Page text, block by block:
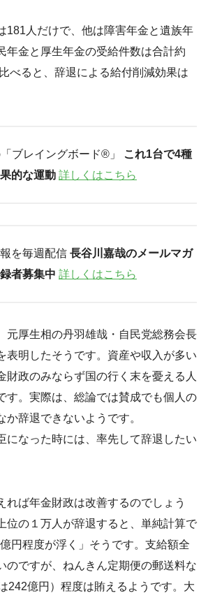
181人だけで、他は障害年金と遺族年
年金と厚生年金の受給件数は合計約
べると、辞退による給付削減効果は
ブレイングボード®︎」
これ1台で4種
的な運動 詳しくはこちら
を毎週配信 長谷川嘉哉のメールマガ
者募集中 詳しくはこちら
元厚生相の丹羽雄哉・自民党総務会長
表明したそうです。資産や収入が多い
財政のみならず国の行く末を憂える人
す。実際は、総論では賛成でも個人の
か辞退できないようです。
になった時には、率先して辞退したい
れば年金財政は改善するのでしょう
位の１万人が辞退すると、単純計算で
円程度が浮く」そうです。支給額全
のですが、ねんきん定期便の郵送料な
242億円）程度は賄えるようです。大